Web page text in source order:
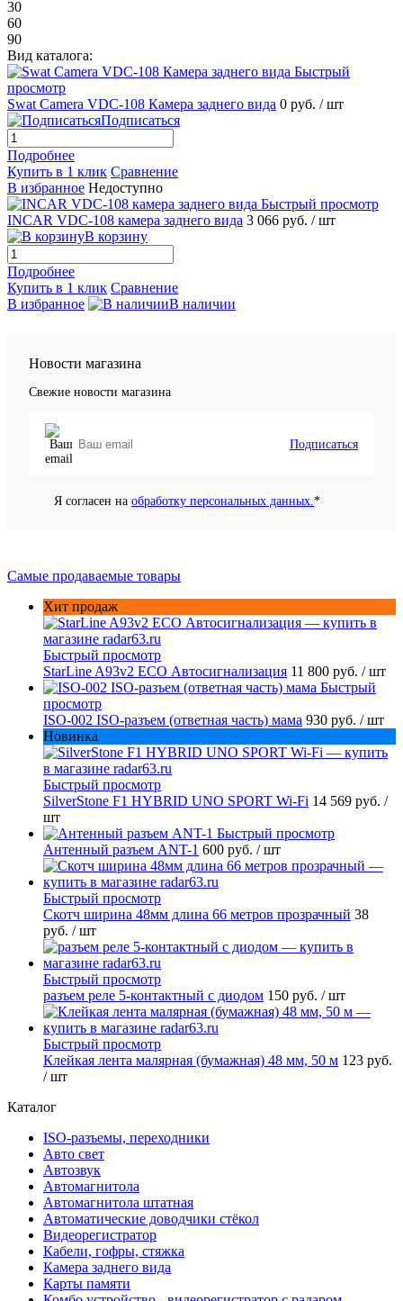
30
60
90
Вид каталога:
Быстрый
просмотр
Swat Camera VDC-108 Камера заднего вида 0 руб. / шт
Подписаться
Подробнее
Купить в 1 клик Сравнение
В избранное Недоступно
Быстрый просмотр
INCAR VDC-108 камера заднего вида 3 066 руб. / шт
В корзину
Подробнее
Купить в 1 клик Сравнение
В избранное
В наличии
Новости магазина
Свежие новости магазина
Подписаться
Я согласен на обработку персональных данных.*
Самые продаваемые товары
Хит продаж
Быстрый просмотр
StarLine A93v2 ECO Автосигнализация 11 800 руб. / шт
Быстрый
просмотр
ISO-002 ISO-разъем (ответная часть) мама 930 руб. / шт
Новинка
Быстрый просмотр
SilverStone F1 HYBRID UNO SPORT Wi-Fi 14 569 руб. /
шт
Быстрый просмотр
Антенный разъем ANT-1 600 руб. / шт
Быстрый просмотр
Скотч ширина 48мм длина 66 метров прозрачный 38
руб. / шт
Быстрый просмотр
разъем реле 5-контактный с диодом 150 руб. / шт
Быстрый просмотр
Клейкая лента малярная (бумажная) 48 мм, 50 м 123 руб.
/ шт
Каталог
ISO-разъемы, переходники
Авто свет
Автозвук
Автомагнитола
Автомагнитола штатная
Автоматические доводчики стёкол
Видеорегистратор
Кабели, гофры, стяжка
Камера заднего вида
Карты памяти